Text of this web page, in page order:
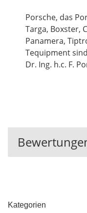
Porsche, das
Targa, Boxster,
Panamera,
Tequipment
Dr. Ing. h.c. F.
Kategorien